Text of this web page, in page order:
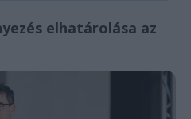
elhatárolása az